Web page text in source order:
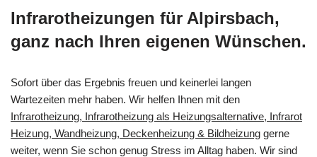
Infrarotheizungen für Alpirsbach,
ganz nach Ihren eigenen Wünschen.
Sofort über das Ergebnis freuen und keinerlei langen
Wartezeiten mehr haben. Wir helfen Ihnen mit den
Infrarotheizung, Infrarotheizung als Heizungsalternative, Infrarot
Heizung, Wandheizung, Deckenheizung & Bildheizung gerne
weiter, wenn Sie schon genug Stress im Alltag haben. Wir sind